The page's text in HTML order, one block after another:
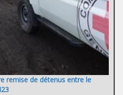
remise de détenus entre le